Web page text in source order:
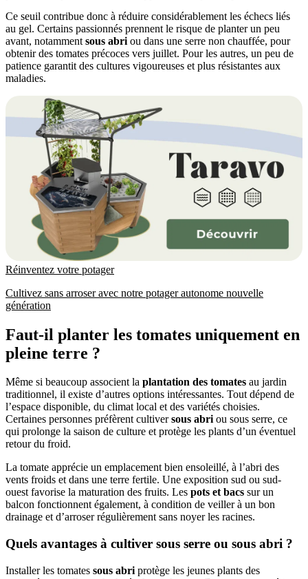
Ce seuil contribue donc à réduire considérablement les échecs liés
au gel. Certains passionnés prennent le risque de planter un peu
avant, notammentsous abriou dans une serre non chauffée, pour
obtenir des tomates précoces vers juillet. Pour les autres, un peu de
patience garantit des cultures vigoureuses et plus résistantes aux
maladies.
Réinventez votre potager
Cultivez sans arroser avec notre potager autonome nouvelle
génération
Faut-il planter les tomates uniquement en
pleine terre ?
Même si beaucoup associent la plantation des tomates au jardin
traditionnel, il existe d’autres options intéressantes. Tout dépend de
l’espace disponible, du climat local et des variétés choisies.
Certaines personnes préfèrent cultiversous abriou sous serre, ce
qui prolonge la saison de culture et protège les plants d’un éventuel
retour du froid.
La tomate apprécie un emplacement bien ensoleillé, à l’abri des
vents froids et dans une terre fertile. Une exposition sud ou sud-
ouest favorise la maturation des fruits. Les pots et bacs sur un
balcon fonctionnent également, à condition de veiller à un bon
drainage et d’arroser régulièrement sans noyer les racines.
Quels avantages à cultiver sous serre ou sous abri ?
Installer les tomates sous abri protège les jeunes plants des